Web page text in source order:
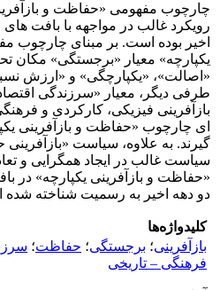
چارچوب مفهومی «حفاظت و
رویکرد غالب در مواجهه با بافت
اخیر بوده است. بر مبنای چارچوب
یکپارچه» معیار «برجستگی» مکان
«اصالت»، «یکپارچگی» و «ارزش
طرفی دیگر، معیار «سرزندگی
بازآفرینی فیزیکی، کارکردی و
ای چارچوب «حفاظت و بازآفرینی
گیرند. به علاوه، سیاست
سیاست غالب در ایجاد همگرایی و
«حفاظت و بازآفرینی یکپارچه» در
دو دهه اخیر به رسمیت شناخته
کلیدواژه‌ها
بازآفرینی؛ برجستگی؛ حفاظت؛
فرهنگی – تاریخی